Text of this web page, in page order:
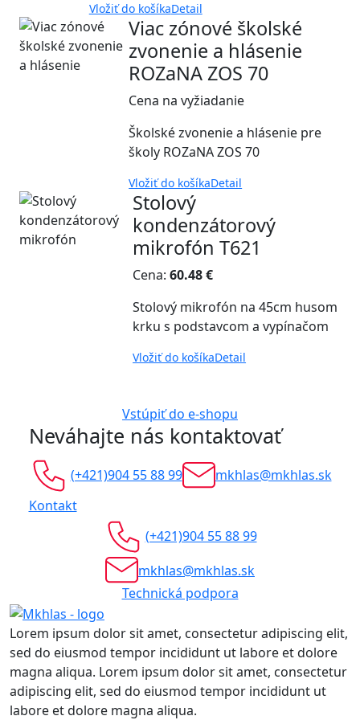
Vložiť do košíkaDetail
Viac zónové školské
zvonenie a hlásenie
ROZaNA ZOS 70
Cena na vyžiadanie
Školské zvonenie a hlásenie pre
školy ROZaNA ZOS 70
Vložiť do košíkaDetail
Stolový
kondenzátorový
mikrofón T621
Cena:60.48 €
Stolový mikrofón na 45cm husom
krku s podstavcom a vypínačom
Vložiť do košíkaDetail
Vstúpiť do e-shopu
Neváhajte nás kontaktovať
(+421)904 55 88 99
mkhlas@mkhlas.sk
Kontakt
(+421)904 55 88 99
mkhlas@mkhlas.sk
Technická podpora
Lorem ipsum dolor sit amet, consectetur adipiscing elit,
sed do eiusmod tempor incididunt ut labore et dolore
magna aliqua. Lorem ipsum dolor sit amet, consectetur
adipiscing elit, sed do eiusmod tempor incididunt ut
labore et dolore magna aliqua.